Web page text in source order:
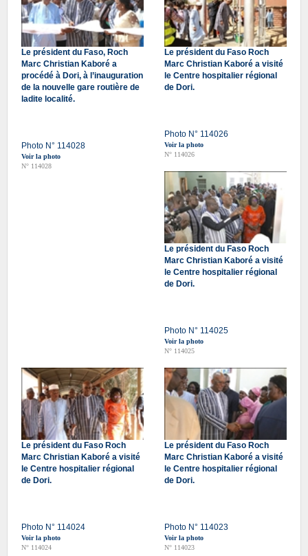
Le président du Faso, Roch
Marc Christian Kaboré a
procédé à Dori, à l’inauguration
de la nouvelle gare routière de
ladite localité.
Photo N° 114028
Voir la photo
N° 114028
Le président du Faso Roch
Marc Christian Kaboré a visité
le Centre hospitalier régional
de Dori.
Photo N° 114026
Voir la photo
N° 114026
Le président du Faso Roch
Marc Christian Kaboré a visité
le Centre hospitalier régional
de Dori.
Photo N° 114025
Voir la photo
N° 114025
Le président du Faso Roch
Marc Christian Kaboré a visité
le Centre hospitalier régional
de Dori.
Photo N° 114024
Voir la photo
N° 114024
Le président du Faso Roch
Marc Christian Kaboré a visité
le Centre hospitalier régional
de Dori.
Photo N° 114023
Voir la photo
N° 114023